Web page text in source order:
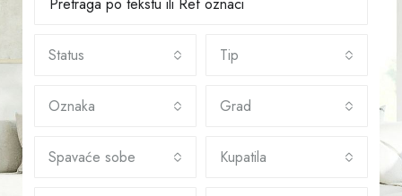
Status Tip
Oznaka Grad
Spavaće sobe Kupatila